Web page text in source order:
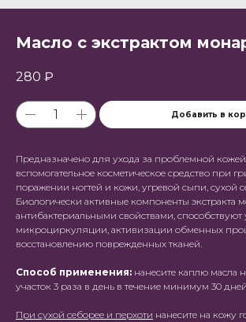
Масло с экстрактом
280 ₽
Добавить в
Предназначено для ухода за проблемной
вспомогательное косметическое средство при
поражении ногтей и кожи, угревой сыпи, сухой
Биологически активные компоненты экстракта
антибактериальными свойствами,
микроциркуляции, активизации обменных
восстановлению поврежденных тканей.
Способ применения: нанесите каплю масла
участок 3 раза в день в течение минимум 30
При сухой себорее и перхоти нанесите на кожу